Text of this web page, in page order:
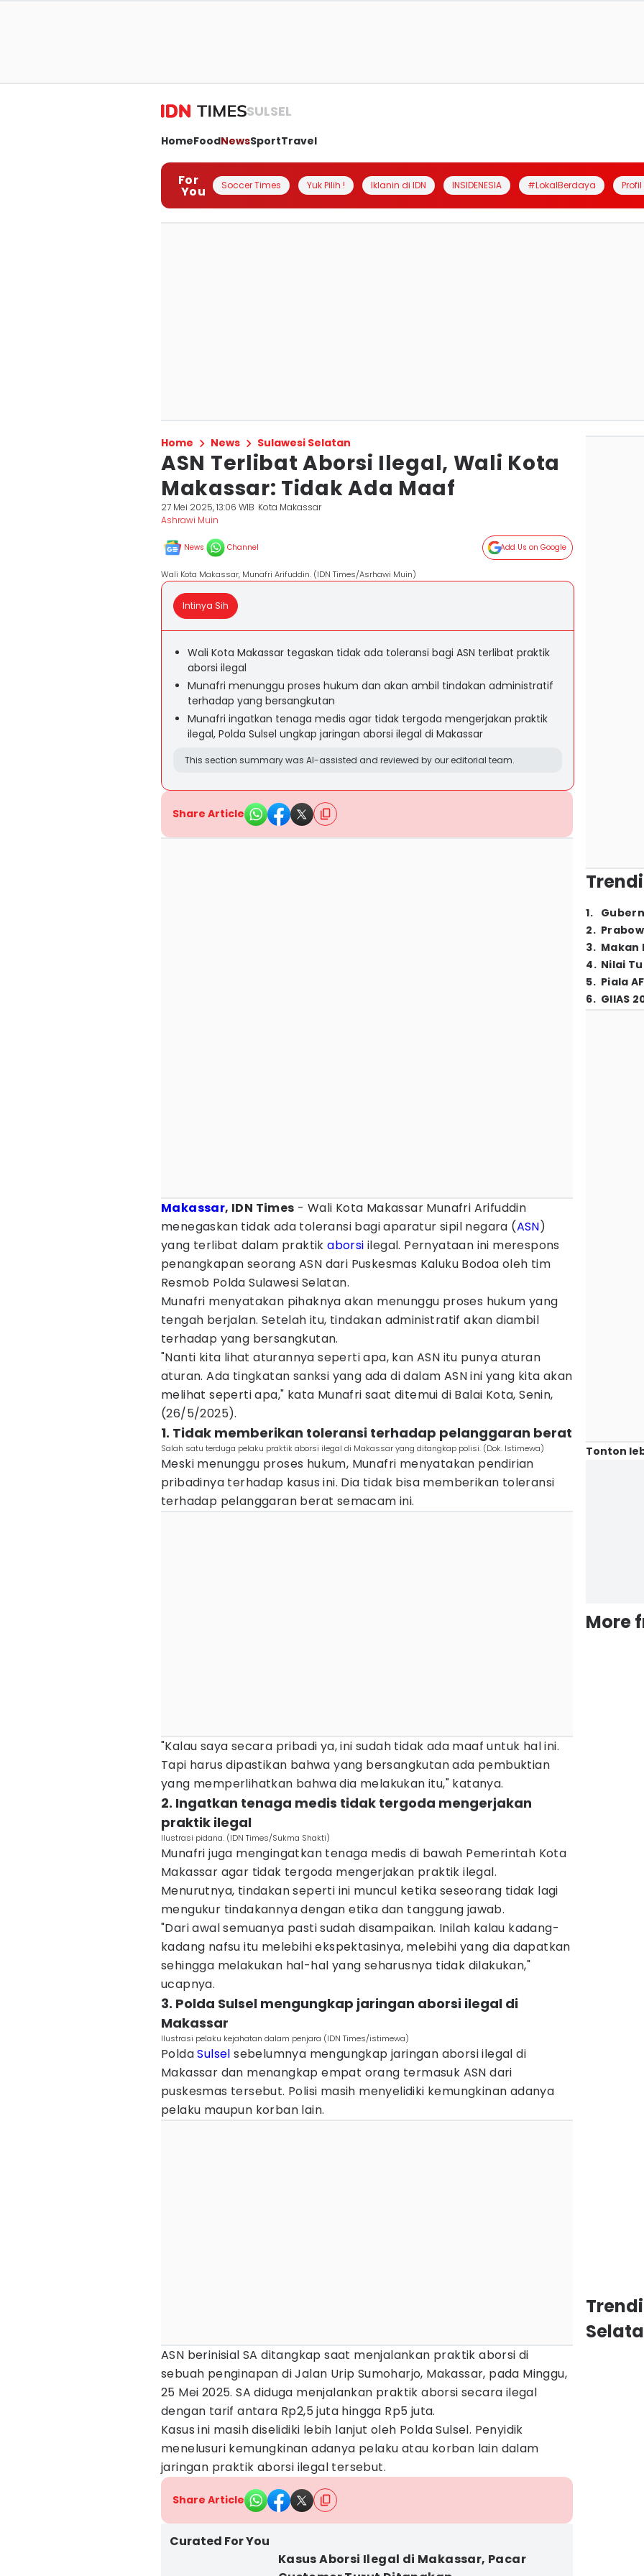
SULSEL
HomeFoodNewsSportTravel
For
You Soccer Times Yuk Pilih ! Iklanin di IDN INSIDENESIA #LokalBerdaya
Home News Sulawesi Selatan
ASN Terlibat Aborsi Ilegal, Wali Kota
Makassar: Tidak Ada Maaf
27 Mei 2025, 13:06 WIB Kota Makassar
Ashrawi Muin
News Channel Add Us on Google
Wali Kota Makassar, Munafri Arifuddin. (IDN Times/Asrhawi Muin)
Intinya Sih
Wali Kota Makassar tegaskan tidak ada toleransi bagi ASN terlibat praktik
aborsi ilegal
Munafri menunggu proses hukum dan akan ambil tindakan administratif
terhadap yang bersangkutan
Munafri ingatkan tenaga medis agar tidak tergoda mengerjakan praktik
ilegal, Polda Sulsel ungkap jaringan aborsi ilegal di Makassar
This section summary was AI-assisted and reviewed by our editorial team.
Share Article
Makassar, IDN Times - Wali Kota Makassar Munafri Arifuddin
menegaskan tidak ada toleransi bagi aparatur sipil negara (ASN)
yang terlibat dalam praktikaborsi ilegal. Pernyataan ini merespons
penangkapan seorang ASN dari Puskesmas Kaluku Bodoa oleh tim
Resmob Polda Sulawesi Selatan.
Munafri menyatakan pihaknya akan menunggu proses hukum yang
tengah berjalan. Setelah itu, tindakan administratif akan diambil
terhadap yang bersangkutan.
"Nanti kita lihat aturannya seperti apa, kan ASN itu punya aturan
aturan. Ada tingkatan sanksi yang ada di dalam ASN ini yang kita akan
melihat seperti apa," kata Munafri saat ditemui di Balai Kota, Senin,
(26/5/2025).
1. Tidak memberikan toleransi terhadap pelanggaran berat
Salah satu terduga pelaku praktik aborsi ilegal di Makassar yang ditangkap polisi. (Dok. Istimewa)
Meski menunggu proses hukum, Munafri menyatakan pendirian
pribadinya terhadap kasus ini. Dia tidak bisa memberikan toleransi
terhadap pelanggaran berat semacam ini.
"Kalau saya secara pribadi ya, ini sudah tidak ada maaf untuk hal ini.
Tapi harus dipastikan bahwa yang bersangkutan ada pembuktian
yang memperlihatkan bahwa dia melakukan itu," katanya.
2. Ingatkan tenaga medis tidak tergoda mengerjakan
praktik ilegal
Ilustrasi pidana. (IDN Times/Sukma Shakti)
Munafri juga mengingatkan tenaga medis di bawah Pemerintah Kota
Makassar agar tidak tergoda mengerjakan praktik ilegal.
Menurutnya, tindakan seperti ini muncul ketika seseorang tidak lagi
mengukur tindakannya dengan etika dan tanggung jawab.
"Dari awal semuanya pasti sudah disampaikan. Inilah kalau kadang-
kadang nafsu itu melebihi ekspektasinya, melebihi yang dia dapatkan
sehingga melakukan hal-hal yang seharusnya tidak dilakukan,"
ucapnya.
3. Polda Sulsel mengungkap jaringan aborsi ilegal di
Makassar
Ilustrasi pelaku kejahatan dalam penjara (IDN Times/istimewa)
PoldaSulsel sebelumnya mengungkap jaringan aborsi ilegal di
Makassar dan menangkap empat orang termasuk ASN dari
puskesmas tersebut. Polisi masih menyelidiki kemungkinan adanya
pelaku maupun korban lain.
ASN berinisial SA ditangkap saat menjalankan praktik aborsi di
sebuah penginapan di Jalan Urip Sumoharjo, Makassar, pada Minggu,
25 Mei 2025. SA diduga menjalankan praktik aborsi secara ilegal
dengan tarif antara Rp2,5 juta hingga Rp5 juta.
Kasus ini masih diselidiki lebih lanjut oleh Polda Sulsel. Penyidik
menelusuri kemungkinan adanya pelaku atau korban lain dalam
jaringan praktik aborsi ilegal tersebut.
Share Article
Curated For You
Kasus Aborsi Ilegal di Makassar, Pacar
1.
2.
3. Makan
4. Nilai
5. Piala
6. GIIAS
Tonton
More